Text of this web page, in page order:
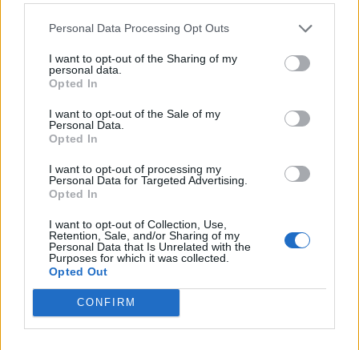
Personal Data Processing Opt Outs
I want to opt-out of the Sharing of my
personal data.
Opted In
I want to opt-out of the Sale of my
Personal Data.
Opted In
I want to opt-out of processing my
Personal Data for Targeted Advertising.
Opted In
I want to opt-out of Collection, Use,
Retention, Sale, and/or Sharing of my
Personal Data that Is Unrelated with the
Purposes for which it was collected.
Opted Out
CONFIRM
ΜΠΟΡΕΙ ΝΑ ΣΑΣ ΕΝΔΙΑΦΕΡΕΙ